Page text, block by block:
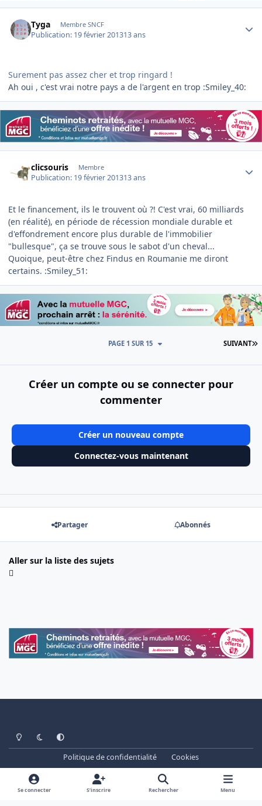
Tyga Membre SNCF
Publication: 19 février 201313 ans
Surement pas assez cher et trop ringard !
Ah oui , c'est vrai notre pays a de l'argent en trop :Smiley_40:
clicsouris Membre
Publication: 19 février 201313 ans
Et le financement, ils le trouvent où ?! C'est vrai, 60 milliards
(en réalité), en période de récession mondiale durable et
d'effondrement encore plus durable de l'immobilier
"bullesque", ça se trouve sous le sabot d'un cheval...
Quoique, peut-être chez Findus en Roumanie me diront
certains. :Smiley_51:
SUIVANT
PAGE 1 SUR 15
Créer un compte ou se connecter pour
commenter
Créer un nouveau compte
Connectez-vous maintenant
Partager Abonnés
Aller sur la liste des sujets
Light ModeDark ModeSystem Preference
Politique de confidentialité
Cookies
www.cheminots.net - Forum Libre depuis 2003
Powered by
Invision Community
Se connecter S’inscrire Rechercher Menu